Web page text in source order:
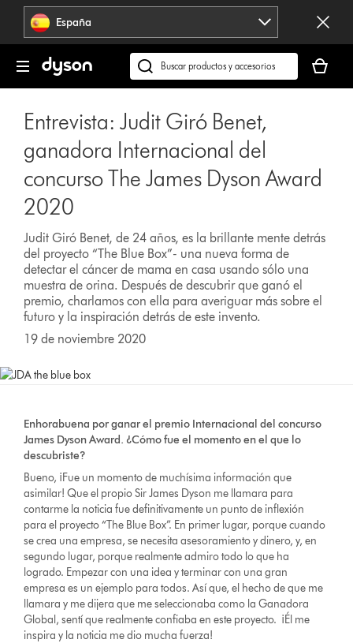
Omitir
navegación España
Buscar
en
dyson.es
cesta
está
Entrevista: Judit Giró Benet,
ganadora Internacional del
concurso The James Dyson Award
2020
Judit Giró Benet, de 24 años, es la brillante mente detrás
del proyecto “The Blue Box”- una nueva forma de
detectar el cáncer de mama en casa usando sólo una
muestra de orina. Después de descubrir que ganó el
premio, charlamos con ella para averiguar más sobre el
futuro y la inspiración detrás de este invento.
19 de noviembre 2020VER VÍDEO
Enhorabuena por ganar el premio Internacional del concurso
James Dyson Award. ¿Cómo fue el momento en el que lo
descubriste?
Bueno, ¡Fue un momento de muchísima información que
asimilar! Que el propio Sir James Dyson me llamara para
contarme la noticia fue definitivamente un punto de inflexión
para el proyecto “The Blue Box”. En primer lugar, porque cuando
se crea una empresa, se necesita asesoramiento y dinero, y, en
segundo lugar, porque realmente admiro todo lo que ha
logrado. Empezar con una idea y terminar con una gran
empresa es un ejemplo para todos. Así que, el hecho de que me
llamara y me dijera que me seleccionaba como la Ganadora
Global, sentí que realmente confiaba en este proyecto. ¡Él me
inspira y la noticia me dio mucha fuerza!